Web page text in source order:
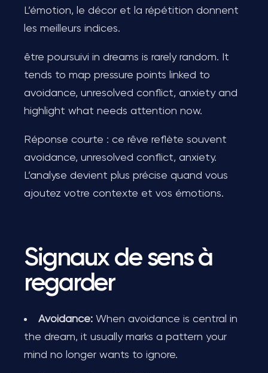
L’émotion, le décor et la répétition donnent
les meilleurs indices.
être poursuivi in dreams is rarely random. It
tends to map pressure points linked to
avoidance, unresolved conflict, anxiety and
highlight what needs attention now.
Réponse courte : ce rêve reflète souvent
avoidance, unresolved conflict, anxiety.
L’analyse devient plus précise quand vous
ajoutez votre contexte et vos émotions.
Signaux de sens à
regarder
Avoidance: When avoidance is central in
the dream, it usually marks a pattern your
mind no longer wants to ignore.